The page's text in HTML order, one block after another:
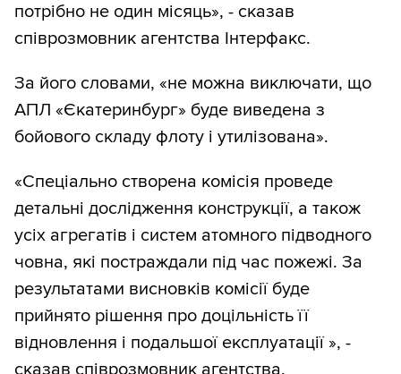
потрібно не один місяць», - сказав
співрозмовник агентства Інтерфакс.
За його словами, «не можна виключати, що
АПЛ «Єкатеринбург» буде виведена з
бойового складу флоту і утилізована».
«Спеціально створена комісія проведе
детальні дослідження конструкції, а також
усіх агрегатів і систем атомного підводного
човна, які постраждали під час пожежі. За
результатами висновків комісії буде
прийнято рішення про доцільність її
відновлення і подальшої експлуатації », -